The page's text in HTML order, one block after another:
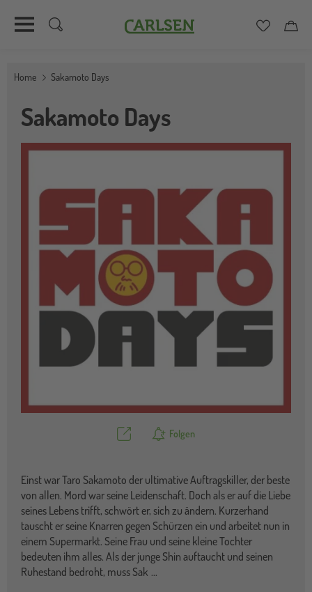
zum
Carlsen
Home Sakamoto Days
Sakamoto Days
Teilen Folgen
Einst war Taro Sakamoto der ultimative Auftragskiller, der beste
von allen. Mord war seine Leidenschaft. Doch als er auf die Liebe
seines Lebens trifft, schwört er, sich zu ändern. Kurzerhand
tauscht er seine Knarren gegen Schürzen ein und arbeitet nun in
einem Supermarkt. Seine Frau und seine kleine Tochter
bedeuten ihm alles. Als der junge Shin auftaucht und seinen
Ruhestand bedroht, muss Sak ...